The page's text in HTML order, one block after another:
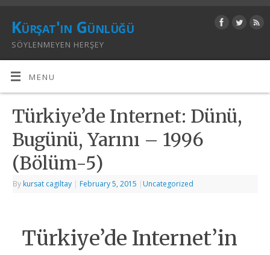
Kürşat'ın Günlüğü
SÖYLENMEYEN HERŞEY
MENU
Türkiye’de Internet: Dünü,
Bugünü, Yarını – 1996
(Bölüm-5)
By kursat cagiltay | February 5, 2015 | Uncategorized
Türkiye’de Internet’in